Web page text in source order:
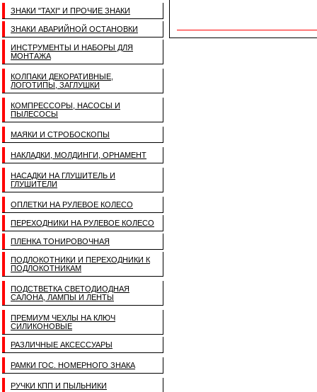
ЗНАКИ "TAXI" И ПРОЧИЕ ЗНАКИ
ЗНАКИ АВАРИЙНОЙ ОСТАНОВКИ
ИНСТРУМЕНТЫ И НАБОРЫ ДЛЯ
МОНТАЖА
КОЛПАКИ ДЕКОРАТИВНЫЕ,
ЛОГОТИПЫ, ЗАГЛУШКИ
КОМПРЕССОРЫ, НАСОСЫ И
ПЫЛЕСОСЫ
МАЯКИ И СТРОБОСКОПЫ
НАКЛАДКИ, МОЛДИНГИ, ОРНАМЕНТ
НАСАДКИ НА ГЛУШИТЕЛЬ И
ГЛУШИТЕЛИ
ОПЛЕТКИ НА РУЛЕВОЕ КОЛЕСО
ПЕРЕХОДНИКИ НА РУЛЕВОЕ КОЛЕСО
ПЛЕНКА ТОНИРОВОЧНАЯ
ПОДЛОКОТНИКИ И ПЕРЕХОДНИКИ К
ПОДЛОКОТНИКАМ
ПОДСТВЕТКА СВЕТОДИОДНАЯ
САЛОНА, ЛАМПЫ И ЛЕНТЫ
ПРЕМИУМ ЧЕХЛЫ НА КЛЮЧ
СИЛИКОНОВЫЕ
РАЗЛИЧНЫЕ АКСЕССУАРЫ
РАМКИ ГОС. НОМЕРНОГО ЗНАКА
РУЧКИ КПП И ПЫЛЬНИКИ